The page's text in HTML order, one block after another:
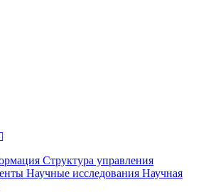
Структура управления
Научные исследования Научная